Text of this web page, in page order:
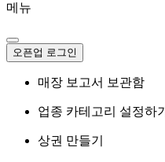
메뉴
오픈업 로그인
매장 보고서 보관함
업종 카테고리 설정하기
상권 만들기